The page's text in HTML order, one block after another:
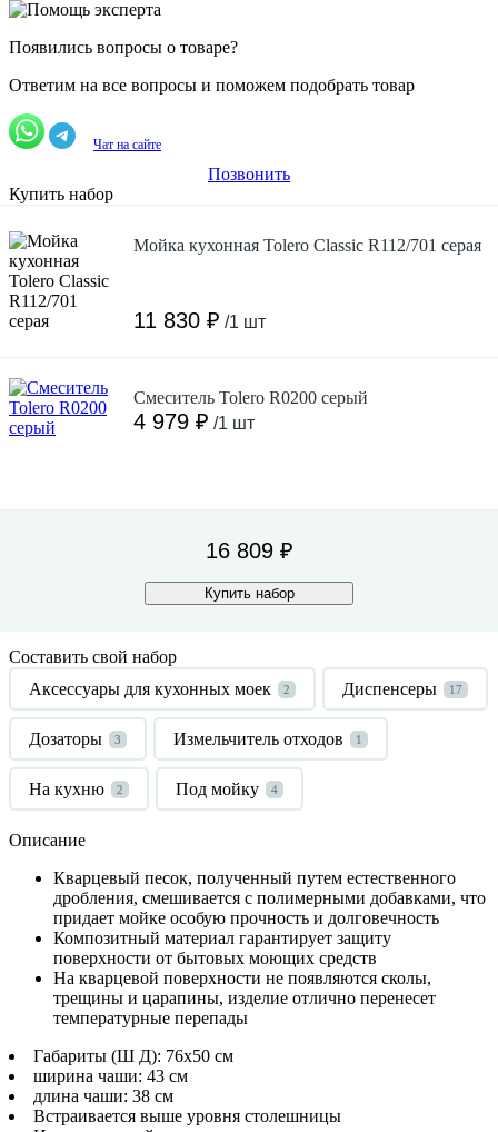
Появились вопросы о товаре?
Ответим на все вопросы и поможем подобрать товар
Чат на сайте
Позвонить
Купить набор
Мойка кухонная Tolero Classic R112/701 cерая
11 830 ₽ /1 шт
Смеситель Tolero R0200 серый
4 979 ₽ /1 шт
16 809 ₽
Купить набор
Составить свой набор
Аксессуары для кухонных моек
2 Диспенсеры 17
Дозаторы 3 Измельчитель отходов 1
На кухню 2 Под мойку 4
Описание
Кварцевый песок, полученный путем естественного
дробления, смешивается с полимерными добавками, что
придает мойке особую прочность и долговечность
Композитный материал гарантирует защиту
поверхности от бытовых моющих средств
На кварцевой поверхности не появляются сколы,
трещины и царапины, изделие отлично перенесет
температурные перепады
Габариты (Ш Д): 76x50 см
ширина чаши: 43 см
длина чаши: 38 см
Встраивается выше уровня столешницы